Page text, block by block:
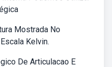
Mostrada No
Kelvin.
De Articulacao E